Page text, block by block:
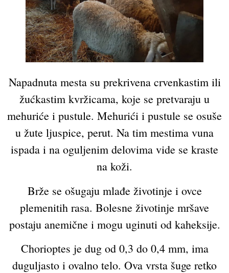
Napadnuta mesta su prekrivena crvenkastim ili
žućkastim kvržicama, koje se pretvaraju u
mehuriće i pustule. Mehurići i pustule se osuše
u žute ljuspice, perut. Na tim mestima vuna
ispada i na oguljenim delovima vide se kraste
na koži.
Brže se ošugaju mlađe životinje i ovce
plemenitih rasa. Bolesne životinje mršave
postaju anemične i mogu uginuti od kaheksije.
Chorioptes je dug od 0,3 do 0,4 mm, ima
duguljasto i ovalno telo. Ova vrsta šuge retko